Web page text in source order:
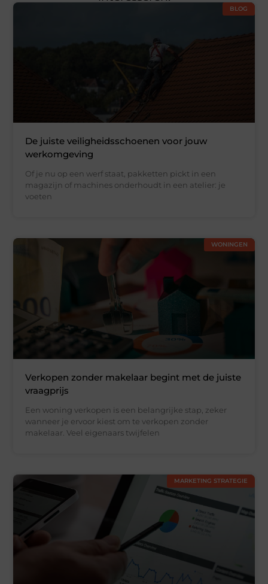
BLOG
De juiste veiligheidsschoenen voor jouw
werkomgeving
Of je nu op een werf staat, pakketten pickt in een
magazijn of machines onderhoudt in een atelier: je
voeten
WONINGEN
Verkopen zonder makelaar begint met de juiste
vraagprijs
Een woning verkopen is een belangrijke stap, zeker
wanneer je ervoor kiest om te verkopen zonder
makelaar. Veel eigenaars twijfelen
MARKETING STRATEGIE